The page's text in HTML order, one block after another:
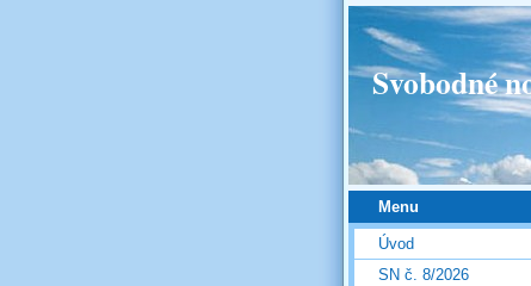
Svobodné
Menu
Úvod
SN č. 8/2026